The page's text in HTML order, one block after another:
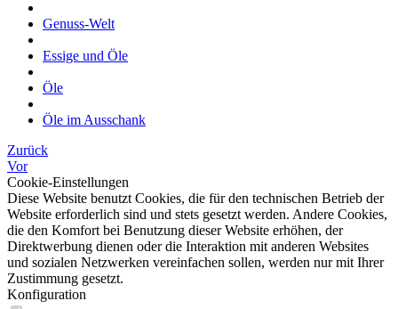
Genuss-Welt
Essige und Öle
Öle
Öle im Ausschank
Zurück
Vor
Cookie-Einstellungen
Diese Website benutzt Cookies, die für den technischen Betrieb der
Website erforderlich sind und stets gesetzt werden. Andere Cookies,
die den Komfort bei Benutzung dieser Website erhöhen, der
Direktwerbung dienen oder die Interaktion mit anderen Websites
und sozialen Netzwerken vereinfachen sollen, werden nur mit Ihrer
Zustimmung gesetzt.
Konfiguration